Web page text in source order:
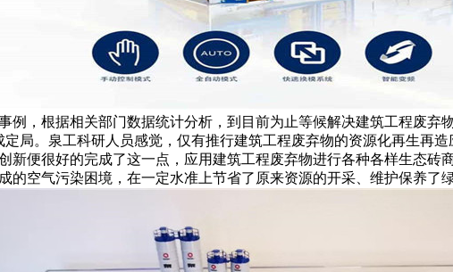
例，根据相关部门数据统计分析，到目前为止等候解决建筑工程废
局。泉工科研人员感觉，仅有推行建筑工程废弃物的资源化再生再
新便很好的完成了这一点，应用建筑工程废弃物进行各种各样生态砖
的空气污染困境，在一定水准上节省了原来资源的开采、维护保养了